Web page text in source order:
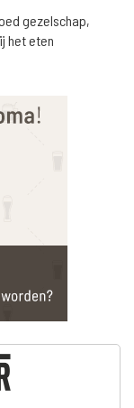
gezelschap,
het eten